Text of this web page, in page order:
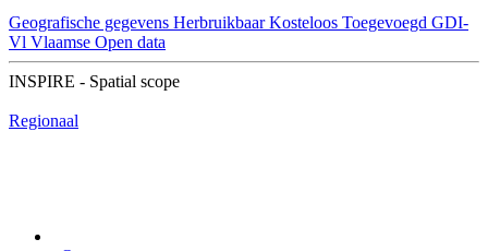
Geografische gegevens Herbruikbaar Kosteloos Toegevoegd GDI-
Vl Vlaamse Open data
INSPIRE - Spatial scope
Regionaal